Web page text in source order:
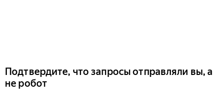
Подтвердите, что запросы отправляли вы, а
не робот